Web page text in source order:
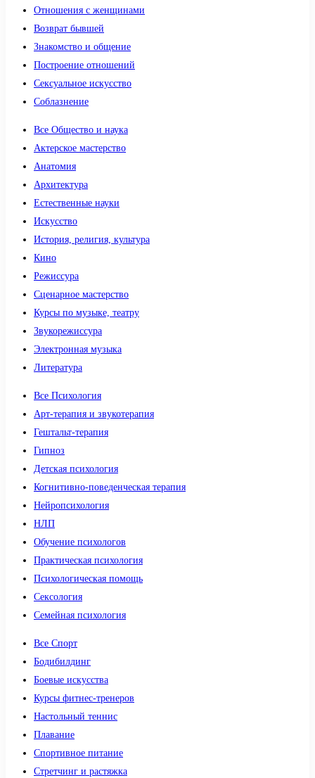
Отношения с женщинами
Возврат бывшей
Знакомство и общение
Построение отношений
Сексуальное искусство
Соблазнение
Все Общество и наука
Актерское мастерство
Анатомия
Архитектура
Естественные науки
Искусство
История, религия, культура
Кино
Режиссура
Сценарное мастерство
Курсы по музыке, театру
Звукорежиссура
Электронная музыка
Литература
Все Психология
Арт-терапия и звукотерапия
Гештальт-терапия
Гипноз
Детская психология
Когнитивно-поведенческая терапия
Нейропсихология
НЛП
Обучение психологов
Практическая психология
Психологическая помощь
Сексология
Семейная психология
Все Спорт
Бодибилдинг
Боевые искусства
Курсы фитнес-тренеров
Настольный теннис
Плавание
Спортивное питание
Стретчинг и растяжка